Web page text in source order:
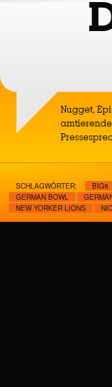
Nugget,
SCHLAGWÖRTER: BIG6
GERMAN BOWL
NEW YORKER LIONS